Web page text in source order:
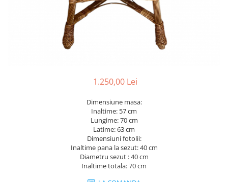
1.250,00 Lei
Dimensiune masa:
Inaltime: 57 cm
Lungime: 70 cm
Latime: 63 cm
Dimensiuni fotolii:
Inaltime pana la sezut: 40 cm
Diametru sezut : 40 cm
Inaltime totala: 70 cm